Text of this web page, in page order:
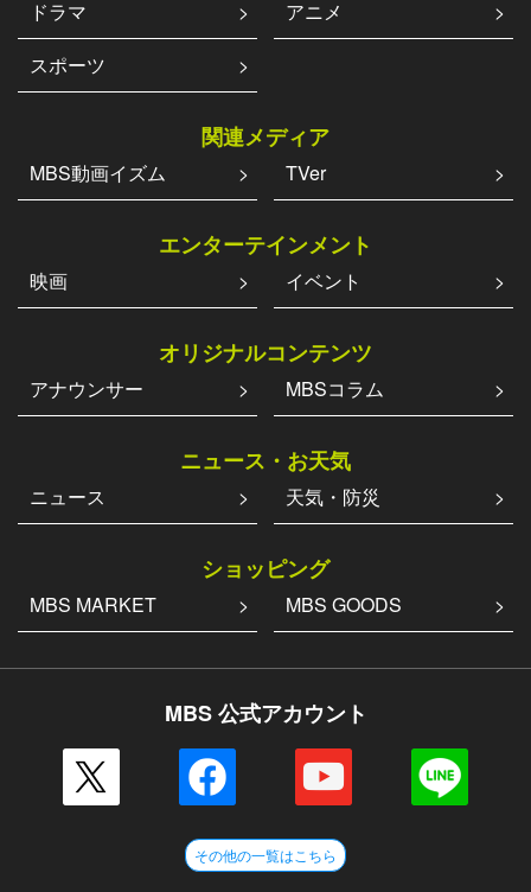
ドラマ
アニメ
スポーツ
関連メディア
MBS動画イズム TVer
エンターテインメント
映画 イベント
オリジナルコンテンツ
アナウンサー MBSコラム
ニュース・お天気
ニュース 天気・防災
ショッピング
MBS MARKET MBS GOODS
MBS 公式アカウント
その他の一覧はこちら